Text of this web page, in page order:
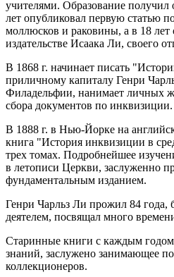
учителями. Образование получил
лет опубликовал первую статью
моллюсков и раковины, а в 18 лет
издательстве Исаака Ли, своего
В 1868 г. начинает писать
приличному капиталу Генри
Филадельфии, нанимает личных
сбора документов по инквизиции.
В 1888 г. в Нью-Йорке на
книга "История инквизиции в
трех томах. Подробнейшее
в летописи Церкви, заслуженно
фундаментальным изданием.
Генри Чарльз Ли прожил 84 года,
деятелем, посвящал много
Старинные книги с каждым годом
знаний, заслужено занимающее
коллекционеров.